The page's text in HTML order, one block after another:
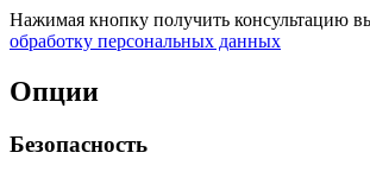
Нажимая кнопку получить консультацию
обработку персональных данных
Опции
Безопасность